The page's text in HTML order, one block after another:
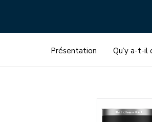
Présentation Qu’y a-t-il